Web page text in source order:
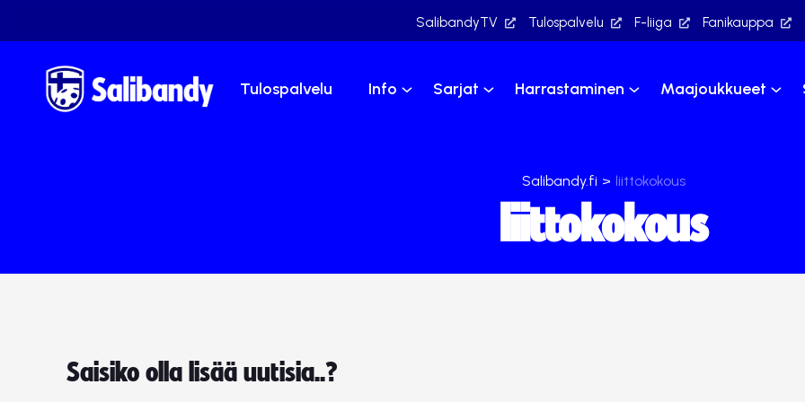
SalibandyTV Tulospalvelu F-liiga Fanikauppa
Tulospalvelu Info Sarjat Harrastaminen Maajoukkueet
Salibandy.fi > liittokokous
liittokokous
Saisiko olla lisää uutisia..?